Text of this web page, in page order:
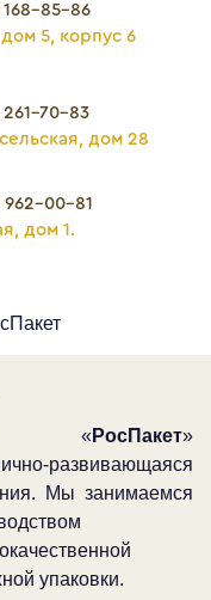
168-85-86
5, корпус 6
261-70-83
дом 28
962-00-81
дом 1.
« РосПакет»
развивающаяся
Мы занимаемся
упаковки.